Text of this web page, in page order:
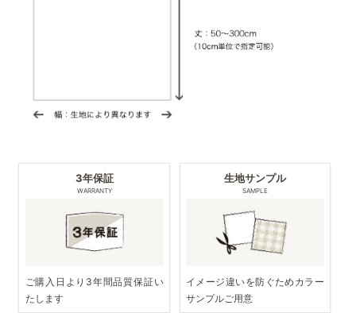
3年保証
WARRANTY
ご購入日より3年間品質保証い
たします
生地サンプル
SAMPLE
イメージ違いを防ぐためカラー
サンプルご用意